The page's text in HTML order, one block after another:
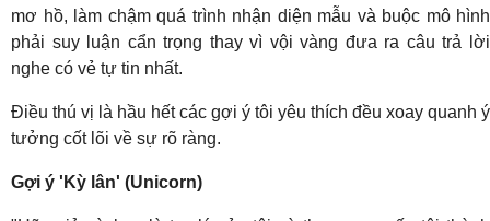
mơ hồ, làm chậm quá trình nhận diện mẫu và buộc mô hình
phải suy luận cẩn trọng thay vì vội vàng đưa ra câu trả lời
nghe có vẻ tự tin nhất.
Điều thú vị là hầu hết các gợi ý tôi yêu thích đều xoay quanh ý
tưởng cốt lõi về sự rõ ràng.
Gợi ý 'Kỳ lân' (Unicorn)